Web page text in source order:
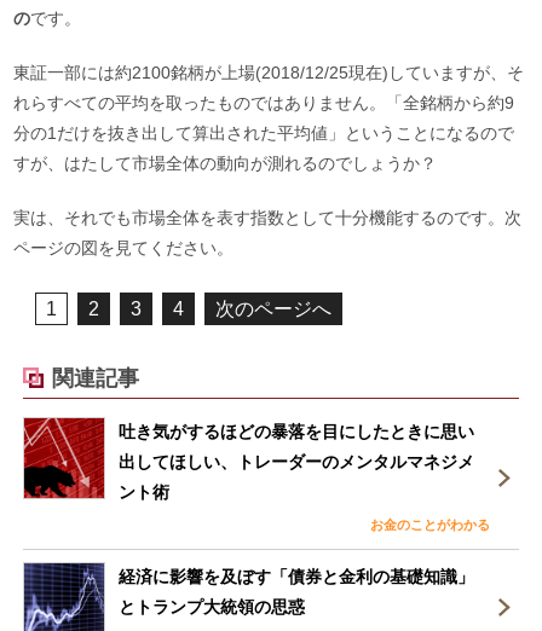
のです。
東証一部には約2100銘柄が上場(2018/12/25現在)していますが、そ
れらすべての平均を取ったものではありません。「全銘柄から約9
分の1だけを抜き出して算出された平均値」ということになるので
すが、はたして市場全体の動向が測れるのでしょうか？
実は、それでも市場全体を表す指数として十分機能するのです。次
ページの図を見てください。
1 2 3 4 次のページへ
関連記事
吐き気がするほどの暴落を目にしたときに思い
出してほしい、トレーダーのメンタルマネジメ
ント術
お金のことがわかる
経済に影響を及ぼす「債券と金利の基礎知識」
とトランプ大統領の思惑